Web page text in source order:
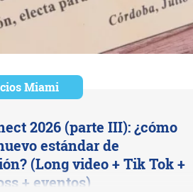
Miami
2026 (parte III): ¿cómo
estándar de
(Long video + Tik Tok +
+ eventos)